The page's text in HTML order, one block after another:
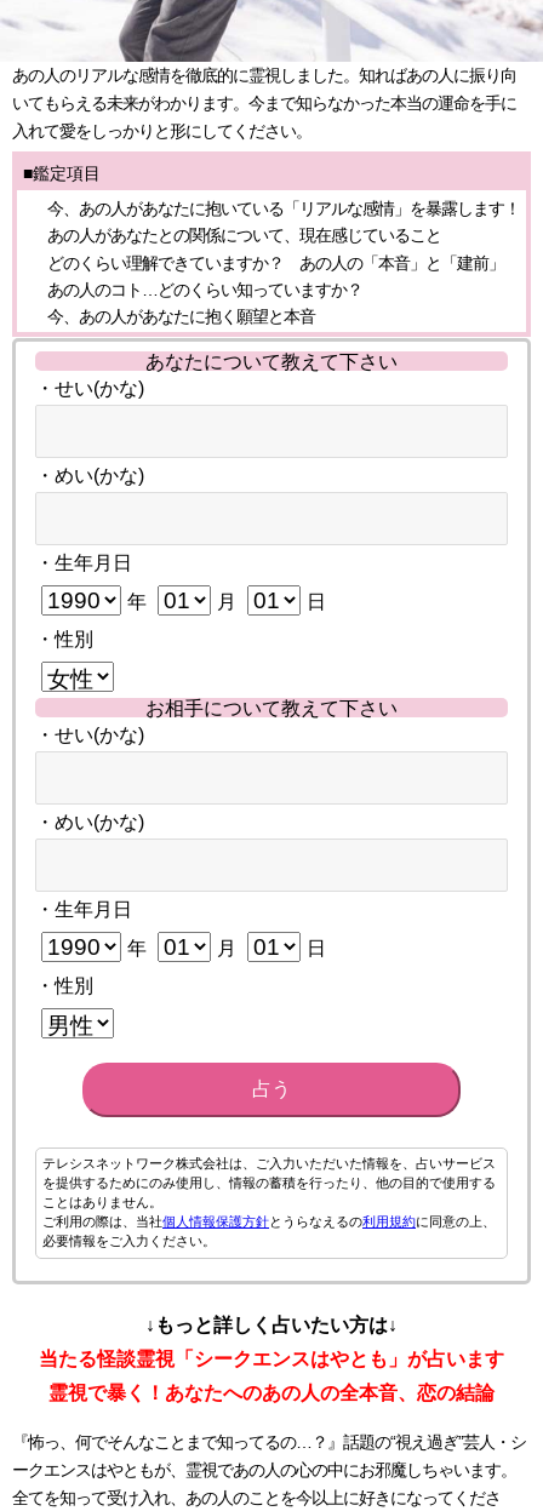
あの人のリアルな感情を徹底的に霊視しました。知ればあの人に振り向
いてもらえる未来がわかります。今まで知らなかった本当の運命を手に
入れて愛をしっかりと形にしてください。
■鑑定項目
今、あの人があなたに抱いている「リアルな感情」を暴露します！
あの人があなたとの関係について、現在感じていること
どのくらい理解できていますか？ あの人の「本音」と「建前」
あの人のコト…どのくらい知っていますか？
今、あの人があなたに抱く願望と本音
あなたについて教えて下さい
・せい(かな)
・めい(かな)
・生年月日
年 月
日
・性別
お相手について教えて下さい
・せい(かな)
・めい(かな)
・生年月日
年 月
日
・性別
占う
テレシスネットワーク株式会社は、ご入力いただいた情報を、占いサービス
を提供するためにのみ使用し、情報の蓄積を行ったり、他の目的で使用する
ことはありません。
ご利用の際は、当社個人情報保護方針とうらなえるの利用規約に同意の上、
必要情報をご入力ください。
↓もっと詳しく占いたい方は↓
当たる怪談霊視「シークエンスはやとも」が占います
霊視で暴く！あなたへのあの人の全本音、恋の結論
『怖っ、何でそんなことまで知ってるの…？』話題の“視え過ぎ”芸人・シ
ークエンスはやともが、霊視であの人の心の中にお邪魔しちゃいます。
全てを知って受け入れ、あの人のことを今以上に好きになってくださ